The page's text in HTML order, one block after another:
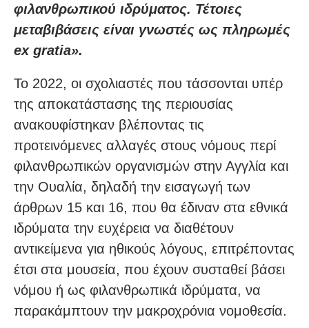
φιλανθρωπικού ιδρύματος. Τέτοιες
μεταβιβάσεις είναι γνωστές ως πληρωμές
ex gratia».
Το 2022, οι σχολιαστές που τάσσονται υπέρ
της αποκατάστασης της περιουσίας
ανακουφίστηκαν βλέποντας τις
προτεινόμενες αλλαγές στους νόμους περί
φιλανθρωπικών οργανισμών στην Αγγλία και
την Ουαλία, δηλαδή την εισαγωγή των
άρθρων 15 και 16, που θα έδιναν στα εθνικά
ιδρύματα την ευχέρεια να διαθέτουν
αντικείμενα για ηθικούς λόγους, επιτρέποντας
έτσι στα μουσεία, που έχουν συσταθεί βάσει
νόμου ή ως φιλανθρωπικά ιδρύματα, να
παρακάμπτουν την μακροχρόνια νομοθεσία.